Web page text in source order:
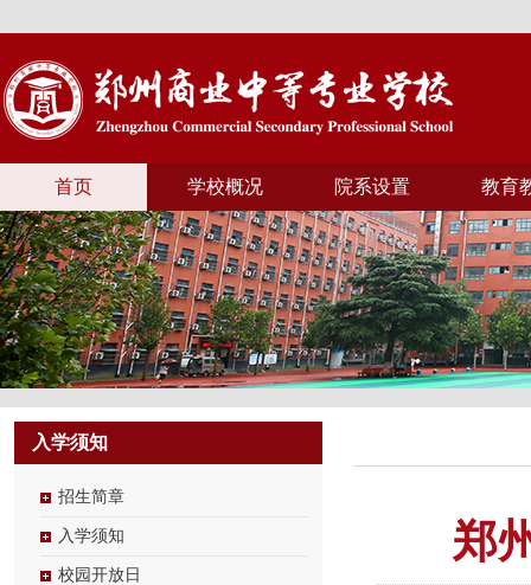
首页 学校概况 院系设置 教育
入学须知
招生简章
入学须知
校园开放日
郑